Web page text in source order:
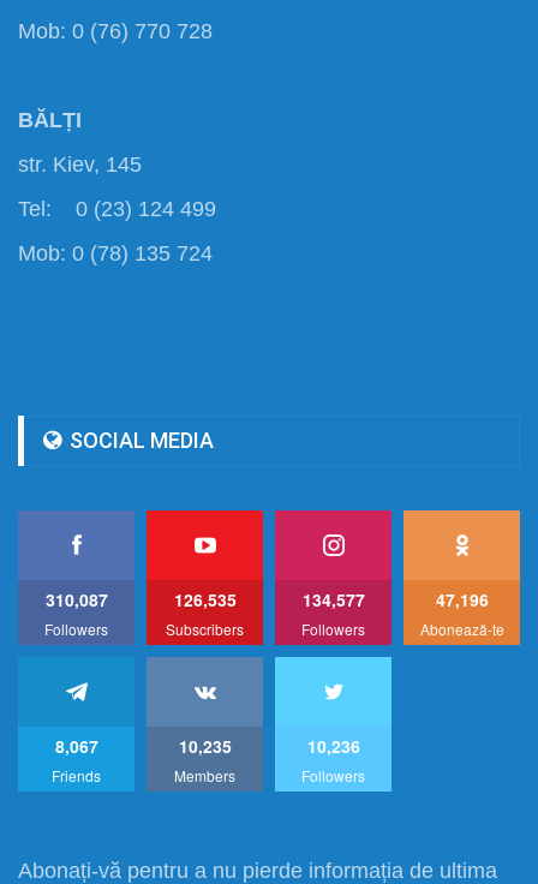
Mob: 0 (76) 770 728
BĂLȚI
str. Kiev, 145
Tel: 0 (23) 124 499
Mob: 0 (78) 135 724
SOCIAL MEDIA
310,087
Followers
126,535
Subscribers
134,577
Followers
47,196
Abonează-te
8,067
Friends
10,235
Members
10,236
Followers
Abonați-vă pentru a nu pierde informația de ultima